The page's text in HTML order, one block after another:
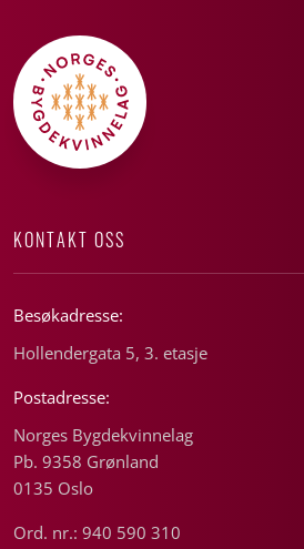
KONTAKT OSS
Besøkadresse:
Hollendergata 5, 3. etasje
Postadresse:
Norges Bygdekvinnelag
Pb. 9358 Grønland
0135 Oslo
Ord. nr.: 940 590 310